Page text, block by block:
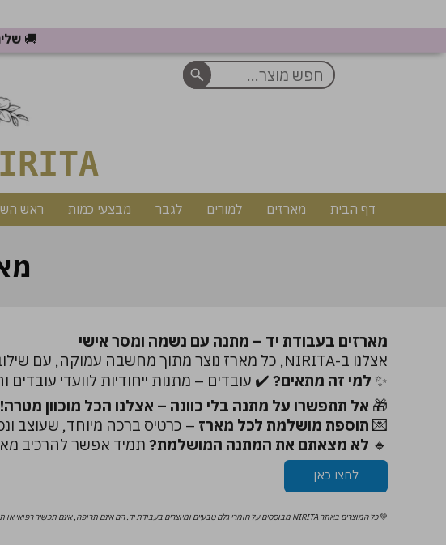
🚚שליח עד
דף הבית מארזים למורים לגבר מבצעי כמות ראש
מארזים בעבודת יד – מתנה עם נשמה ומסר אישי
אצלנו ב-NIRITA, כל מארז נוצר מתוך מחשבה עמוקה, עם שילוב של תוכן השראתי וניחוחות ספא טבעיים.
✨ למי זה מתאים? ✔️ עובדים – מתנות ייחודיות לוועדי
🎁 אל תתפשרו על מתנה בלי כוונה – אצלנו הכל מוכוון מטרה!
💌 תוספת מושלמת לכל מארז – כרטיס ברכה מיוחד, שעוצב
🔹 לא מצאתם את המתנה המושלמת? תמיד אפשר להרכיב
לחצו כאן
💚כל המוצרים באתר NIRITA מבוססים על חומרי גלם טבעיים ומיוצרים בעבודת יד. הם אינם תרופה, אינם תכשיר רפואי או תמרוק המיועד לטפל במצבים רפואיים, ואינם מהווים תחליף לייעוץ רפואי מקצועי.